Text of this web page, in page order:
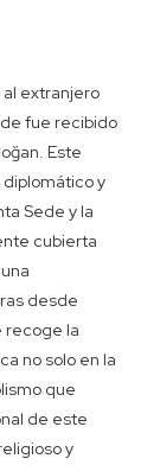
al extranjero
fue recibido
Este
y
Sede y la
cubierta
desde
recoge la
no solo en la
que
de este
y